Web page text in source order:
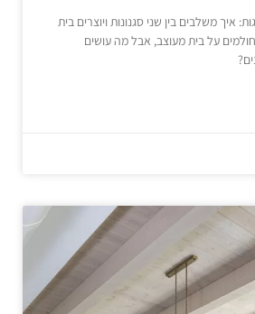
איך משלבים בין שני סגנונות ויוצרים בית
חולמים על בית מעוצב, אבל מה עושים